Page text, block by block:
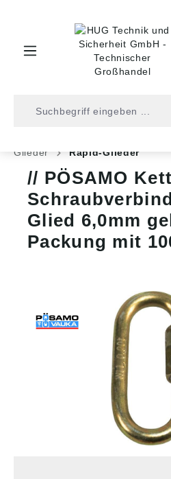
Glieder
Rapid-Glieder
PÖSAMO
Glied 6,0mm
Packung mit